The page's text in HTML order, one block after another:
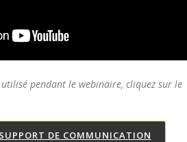
pendant le webinaire, cliquez sur le
DE COMMUNICATION